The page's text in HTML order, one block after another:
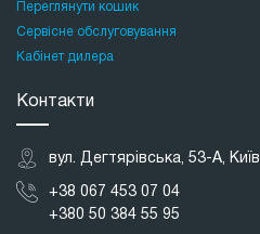
Переглянути кошик
Сервісне обслуговування
Кабінет дилера
Контакти
вул. Дегтярівська, 53-А, Київ
+38 067 453 07 04
+380 50 384 55 95